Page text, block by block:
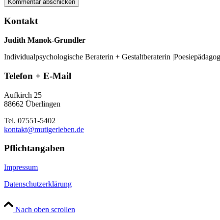
Kontakt
Judith Manok-Grundler
Individualpsychologische Beraterin + Gestaltberaterin
Telefon + E-Mail
Aufkirch 25
88662 Überlingen
Tel. 07551-5402
kontakt@mutigerleben.de
Pflichtangaben
Impressum
Datenschutzerklärung
Nach oben scrollen